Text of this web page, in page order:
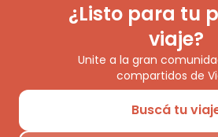
¿Listo para tu
viaje?
Unite a la gran
compartidos de
Buscá tu